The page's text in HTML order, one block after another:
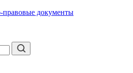
документы